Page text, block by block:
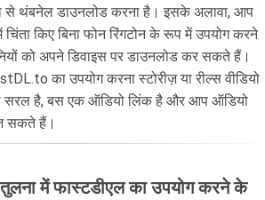
से थंबनेल डाउनलोड करना है। इसके अलावा, आप
चिंता किए बिना फोन रिंगटोन के रूप में उपयोग करने
को अपने डिवाइस पर डाउनलोड कर सकते हैं।
का उपयोग करना स्टोरीज़ या रील्स वीडियो
सरल है, बस एक ऑडियो लिंक है और आप ऑडियो
सकते हैं।
में फास्टडीएल का उपयोग करने के